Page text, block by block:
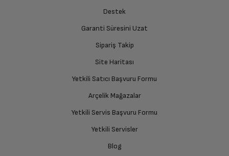
Destek
Garanti Süresini Uzat
Sipariş Takip
Site Haritası
Yetkili Satıcı Başvuru Formu
Arçelik Mağazalar
Yetkili Servis Başvuru Formu
Yetkili Servisler
Blog